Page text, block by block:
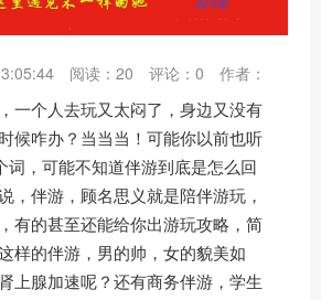
阅读： 20 评论： 0 作者：
一个人去玩又太闷了，身边又没有
候咋办？当当当！可能你以前也听
词，可能不知道伴游到底是怎么回
，伴游，顾名思义就是陪伴游玩，
有的甚至还能给你出游玩攻略，简
样的伴游，男的帅，女的貌美如
上腺加速呢？还有商务伴游 ，学生